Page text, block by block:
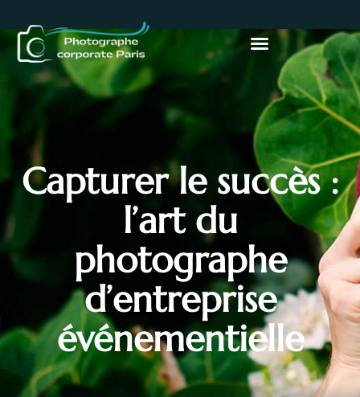
Capturer le succès :
l’art du
photographe
d’entreprise
événementielle